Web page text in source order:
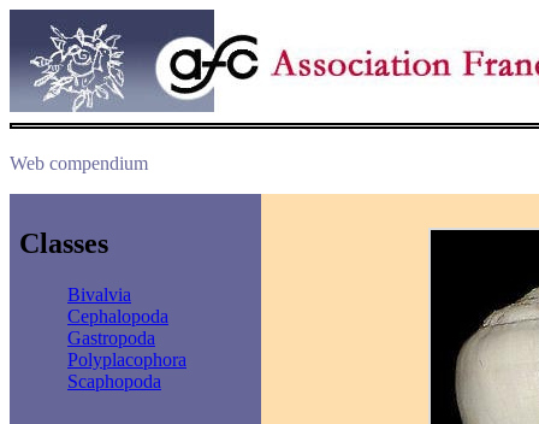
Web compendium
Classes
Bivalvia
Cephalopoda
Gastropoda
Polyplacophora
Scaphopoda